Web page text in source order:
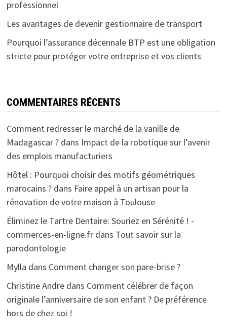
professionnel
Les avantages de devenir gestionnaire de transport
Pourquoi l’assurance décennale BTP est une obligation
stricte pour protéger votre entreprise et vos clients
COMMENTAIRES RÉCENTS
Comment redresser le marché de la vanille de
Madagascar ?dans Impact de la robotique sur l’avenir
des emplois manufacturiers
Hôtel : Pourquoi choisir des motifs géométriques
marocains ?dans Faire appel à un artisan pour la
rénovation de votre maison à Toulouse
Éliminez le Tartre Dentaire: Souriez en Sérénité ! -
commerces-en-ligne.frdans Tout savoir sur la
parodontologie
Mylla dans Comment changer son pare-brise ?
Christine Andredans Comment célébrer de façon
originale l’anniversaire de son enfant ? De préférence
hors de chez soi !